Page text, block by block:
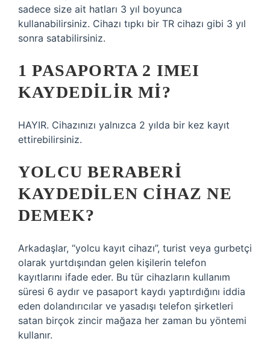
sadece size ait hatları 3 yıl boyunca
kullanabilirsiniz. Cihazı tıpkı bir TR cihazı gibi 3 yıl
sonra satabilirsiniz.
1 PASAPORTA 2 IMEI
KAYDEDILIR MI?
HAYIR. Cihazınızı yalnızca 2 yılda bir kez kayıt
ettirebilirsiniz.
YOLCU BERABERI
KAYDEDILEN CIHAZ NE
DEMEK?
Arkadaşlar, “yolcu kayıt cihazı”, turist veya gurbetçi
olarak yurtdışından gelen kişilerin telefon
kayıtlarını ifade eder. Bu tür cihazların kullanım
süresi 6 aydır ve pasaport kaydı yaptırdığını iddia
eden dolandırıcılar ve yasadışı telefon şirketleri
satan birçok zincir mağaza her zaman bu yöntemi
kullanır.